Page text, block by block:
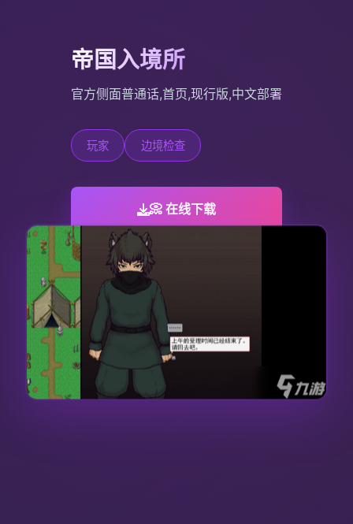
帝国入境所
官方侧面普通话,首页,现行版,中文部署
玩家 边境检查
📀 在线下载